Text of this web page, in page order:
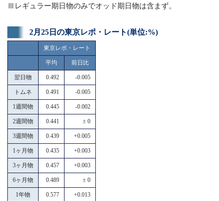
Ⅲレギュラー期日物のみでオッド期日物は含まず。
2月25日の東京レポ・レート(単位:%)
東京レポ・レート
平均 前日比
翌日物 0.492 -0.005
トムネ 0.491 -0.005
1週間物 0.445 -0.002
2週間物 0.441 ± 0
3週間物 0.439 +0.005
1ヶ月物 0.435 +0.003
3ヶ月物 0.457 +0.003
6ヶ月物 0.489 ± 0
1年物 0.577 +0.013